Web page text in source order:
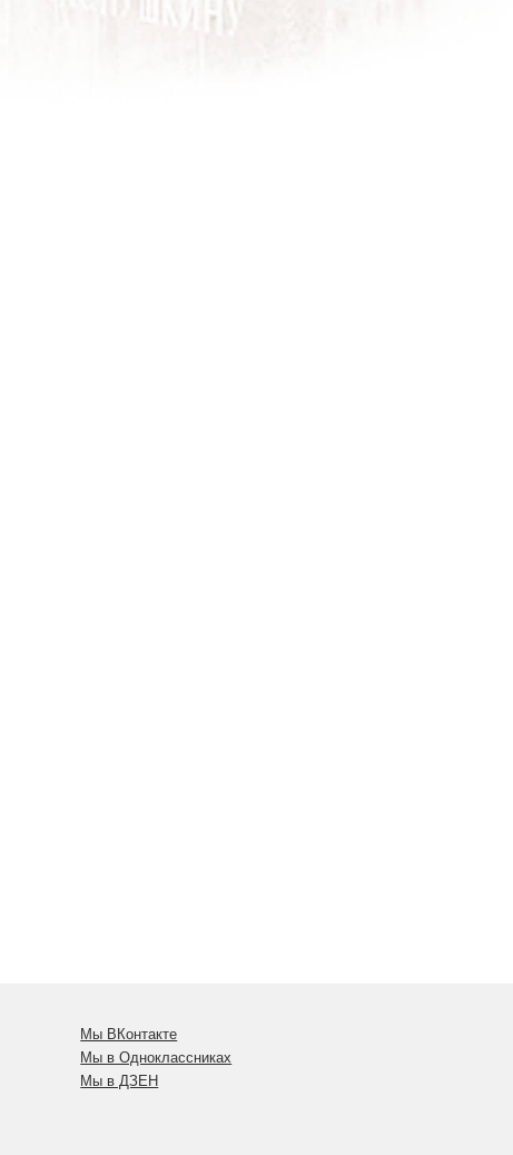
Мы ВКонтакте
Мы в Одноклассниках
Мы в ДЗЕН